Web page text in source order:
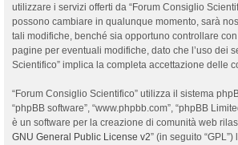
utilizzare i servizi offerti da “Forum Consiglio
possono cambiare in qualunque momento, sarà
tali modifiche, benché sia opportuno controllare
pagine per eventuali modifiche, dato che l’uso dei
Scientifico” implica la completa accettazione delle
“Forum Consiglio Scientifico” utilizza il sistema
“phpBB software”, “www.phpbb.com”, “phpBB
è un software per la creazione di comunità web
GNU General Public License v2” (in seguito